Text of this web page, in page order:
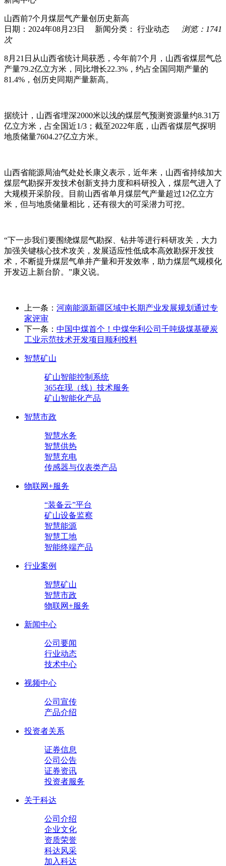
山西前7个月煤层气产量创历史新高
日期：2024年08月23日 新闻分类： 行业动态
浏览：1741
次
8月21日从山西省统计局获悉，今年前7个月，山西省煤层气总
产量79.2亿立方米，同比增长22.3%，约占全国同期产量的
81.4%，创历史同期产量新高。
据统计，山西省埋深2000米以浅的煤层气预测资源量约8.31万
亿立方米，占全国近1/3；截至2022年底，山西省煤层气探明
地质储量7604.27亿立方米。
山西省能源局油气处处长康义表示，近年来，山西省持续加大
煤层气勘探开发技术创新支持力度和科研投入，煤层气进入了
大规模开采阶段。目前山西省单月煤层气产量超过12亿立方
米，但与地质储量相比，还有很大的可采潜力可挖。
“下一步我们要围绕煤层气勘探、钻井等进行科研攻关，大力
加强关键核心技术攻关，发展适应性低成本高效勘探开发技
术，不断提升煤层气单井产量和开发效率，助力煤层气规模化
开发迈上新台阶。”康义说。
上一条： 河南能源新疆区域中长期产业发展规划通过专
家评审
下一条： 中国中煤首个！中煤华利公司千吨级煤基硬炭
工业示范技术开发项目顺利投料
智慧矿山
矿山智能控制系统
365在现（线）技术服务
矿山智能化产品
智慧市政
智慧水务
智慧供热
智慧充电
传感器与仪表类产品
物联网+服务
“装备云”平台
矿山设备监察
智慧能源
智慧工地
智能终端产品
行业案例
智慧矿山
智慧市政
物联网+服务
新闻中心
公司要闻
行业动态
技术中心
视频中心
公司宣传
产品介绍
投资者关系
证券信息
公司公告
证券资讯
投资者服务
关于科达
公司介绍
企业文化
资质荣誉
科达风采
加入科达